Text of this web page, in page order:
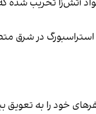
آتش‌زا تخریب شده که
استراسبورگ در شرق
خود را به تعویق